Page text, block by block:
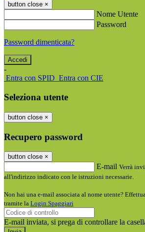
button close ×
Nome Utente
Password
Password dimenticata?
-
Entra con SPID Entra con CIE
Seleziona utente
button close ×
Recupero password
button close ×
E-mail Verrà
all'indirizzo indicato con le istruzioni necessarie.
Non hai una e-mail associata al nome utente?
tramite la Login Spaggiari
E-mail inviata, si prega di controllare la